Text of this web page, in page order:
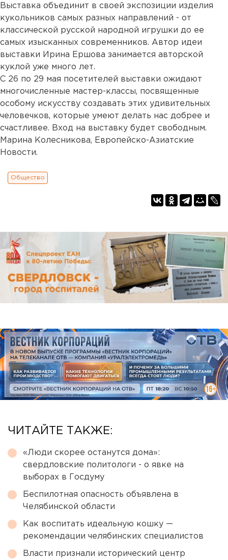
Выставка объединит в своей экспозиции изделия
кукольников самых разных направлений - от
классической русской народной игрушки до ее
самых изысканных современников. Автор идеи
выставки Ирина Ершова занимается авторской
куклой уже много лет.
С 26 по 29 мая посетителей выставки ожидают
многочисленные мастер-классы, посвященные
особому искусству создавать этих удивительных
человечков, которые умеют делать нас добрее и
счастливее. Вход на выставку будет свободным.
Марина Колесникова, Европейско-Азиатские
Новости.
Общество
ЧИТАЙТЕ ТАКЖЕ:
«Люди скорее останутся дома»:
свердловские политологи - о явке на
выборах в Госдуму
Беспилотная опасность объявлена в
Челябинской области
Как воспитать идеальную кошку —
рекомендации челябинских специалистов
Власти признали исторический центр